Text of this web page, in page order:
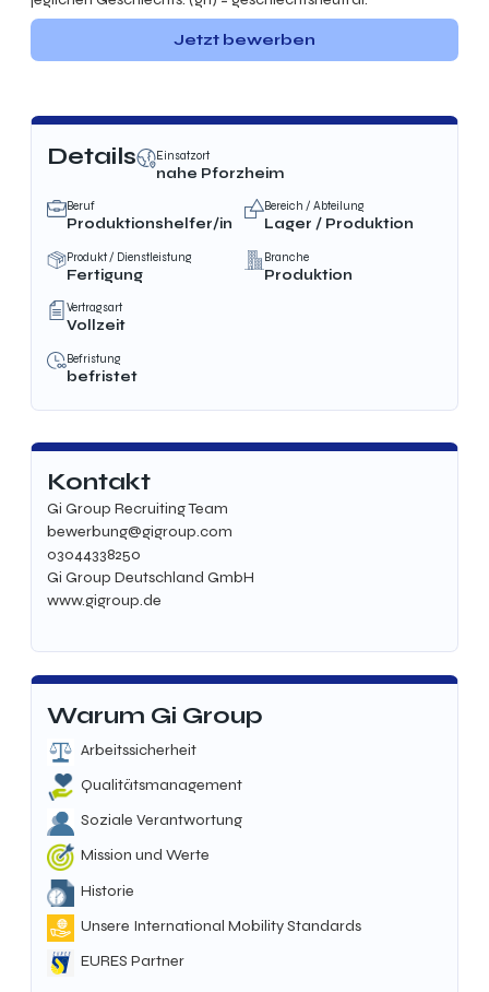
Jetzt bewerben
Details Einsatzort
nahe Pforzheim
Beruf
Produktionshelfer/in
Bereich / Abteilung
Lager / Produktion
Produkt / Dienstleistung
Fertigung
Branche
Produktion
Vertragsart
Vollzeit
Befristung
befristet
Kontakt
Gi Group Recruiting Team
bewerbung@gigroup.com
03044338250
Gi Group Deutschland GmbH
www.gigroup.de
Warum Gi Group
Arbeitssicherheit
Qualitätsmanagement
Soziale Verantwortung
Mission und Werte
Historie
Unsere International Mobility Standards
EURES Partner